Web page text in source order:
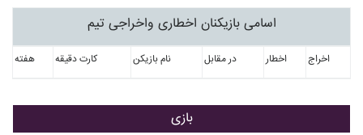
اسامی بازیکنان اخطاری واخراجی تیم
هفته کارت دقیقه نام بازیکن در مقابل اخطار اخراج
بازی